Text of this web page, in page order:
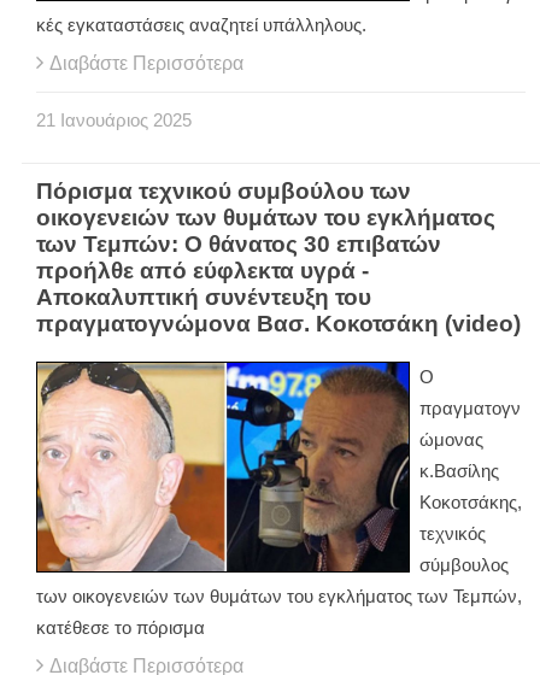
κές εγκαταστάσεις αναζητεί υπάλληλους.
Διαβάστε Περισσότερα
21 Ιανουάριος 2025
Πόρισμα τεχνικού συμβούλου των
οικογενειών των θυμάτων του εγκλήματος
των Τεμπών: Ο θάνατος 30 επιβατών
προήλθε από εύφλεκτα υγρά -
Αποκαλυπτική συνέντευξη του
πραγματογνώμονα Βασ. Κοκοτσάκη (video)
Ο
πραγματογν
ώμονας
κ.Βασίλης
Κοκοτσάκης,
τεχνικός
σύμβουλος
των οικογενειών των θυμάτων του εγκλήματος των Τεμπών,
κατέθεσε το πόρισμα
Διαβάστε Περισσότερα